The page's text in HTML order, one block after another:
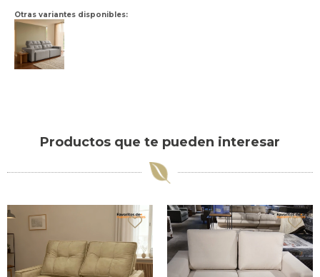
Otras variantes disponibles:
Productos que te pueden interesar